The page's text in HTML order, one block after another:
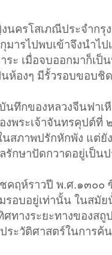
ครโสเภณีประจำกรุ
ารไปพบเข้าจึงนำไปเ
ระ เมื่อจบออกมาก็เ
นห้องๆ มีรั้วรอบขอบชิด
ทึกของหลวงจีนฟาเ
ระเจ้าจันทรคุปต์ที่ ๒
สภาพปรักหักพัง แต่ยั
กษาปัดกวาดอยู่เป็นป
คฤห์ราวปี พ.ศ.๑๓๐๐
รอบอยู่เท่านั้น ในสมัย
ทางระยะทางของส
ระวัติศาสตร์ในการค้